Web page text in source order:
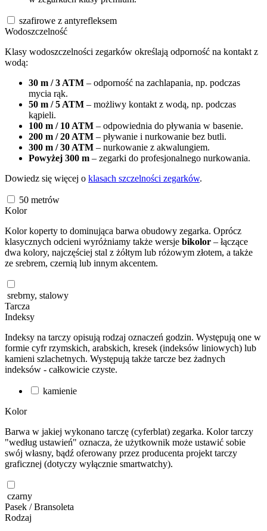
szafirowe z antyrefleksem
Wodoszczelność
Klasy wodoszczelności zegarków określają odporność na kontakt z
wodą:
30 m / 3 ATM – odporność na zachlapania, np. podczas
mycia rąk.
50 m / 5 ATM – możliwy kontakt z wodą, np. podczas
kąpieli.
100 m / 10 ATM – odpowiednia do pływania w basenie.
200 m / 20 ATM – pływanie i nurkowanie bez butli.
300 m / 30 ATM – nurkowanie z akwalungiem.
Powyżej 300 m – zegarki do profesjonalnego nurkowania.
Dowiedz się więcej o klasach szczelności zegarków.
50 metrów
Kolor
Kolor koperty to dominująca barwa obudowy zegarka. Oprócz
klasycznych odcieni wyróżniamy także wersje bikolor – łączące
dwa kolory, najczęściej stal z żółtym lub różowym złotem, a także
ze srebrem, czernią lub innym akcentem.
srebrny, stalowy
Tarcza
Indeksy
Indeksy na tarczy opisują rodzaj oznaczeń godzin. Występują one w
formie cyfr rzymskich, arabskich, kresek (indeksów liniowych) lub
kamieni szlachetnych. Występują także tarcze bez żadnych
indeksów - całkowicie czyste.
kamienie
Kolor
Barwa w jakiej wykonano tarczę (cyferblat) zegarka. Kolor tarczy
"według ustawień" oznacza, że użytkownik może ustawić sobie
swój własny, bądź oferowany przez producenta projekt tarczy
graficznej (dotyczy wyłącznie smartwatchy).
czarny
Pasek / Bransoleta
Rodzaj